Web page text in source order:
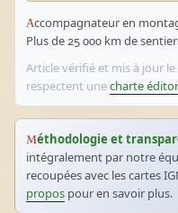
Accompagnateur en montagne diplômé d'État depuis 14 ans.
Plus de 25 000 km de
Article vérifié et mis à jour le 29/03/2026. Nos contenus
respectent unecharte
Méthodologie et
intégralement par notre
recoupées avec les cartes
propos pour en savoir plus.